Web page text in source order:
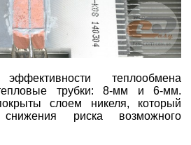
теплообмена
трубки: 8-мм и 6-мм.
слоем никеля, который
риска возможного